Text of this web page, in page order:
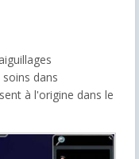
dans
à l'origine dans le